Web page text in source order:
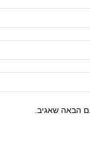
הבאה שאגיב.